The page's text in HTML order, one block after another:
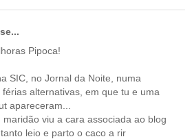
Pipoca!
SIC, no Jornal da Noite, numa
alternativas, em que tu e uma
apareceram...
viu a cara associada ao blog
leio e parto o caco a rir